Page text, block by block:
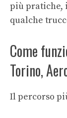
più pratiche,
qualche
Come
Torino,
Il percorso